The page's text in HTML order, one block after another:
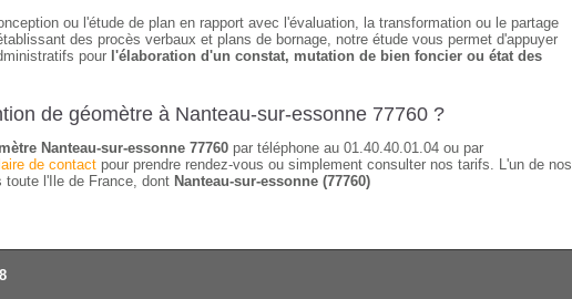
ou l'étude de plan en rapport avec l'évaluation, la transformation ou le partage
des procès verbaux et plans de bornage, notre étude vous permet d'appuyer
pour l'élaboration d'un constat, mutation de bien foncier ou état des
de géomètre à Nanteau-sur-essonne 77760 ?
Nanteau-sur-essonne 77760 par téléphone au 01.40.40.01.04 ou par
de contact pour prendre rendez-vous ou simplement consulter nos tarifs. L'un de nos
toute l'Ile de France, dont Nanteau-sur-essonne (77760)